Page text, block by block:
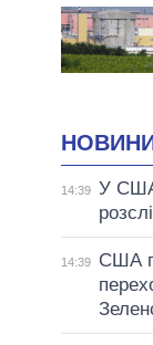
14:39 У
14:39
США